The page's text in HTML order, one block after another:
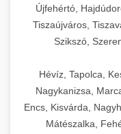
Újfehértó,
Tiszaújváros,
Szikszó,
Hévíz, Tapolca,
Nagykanizsa,
Encs, Kisvárda,
Mátészalka,